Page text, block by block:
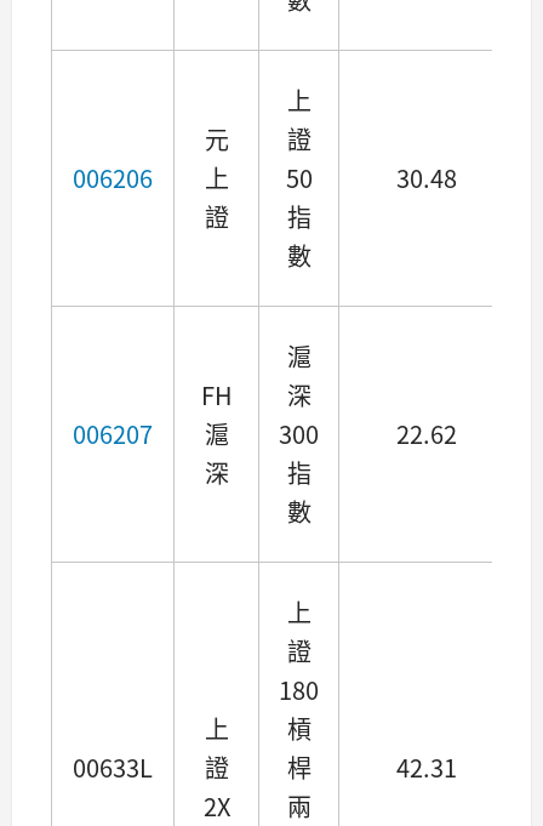
006206
元
上
證
上
證
50
指
數
30.48
006207
FH
滬
深
滬
深
300
指
數
22.62
00633L
上
證
2X
上
證
180
槓
桿
兩
42.31